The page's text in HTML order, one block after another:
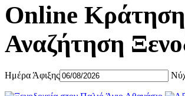
Online Κράτηση
Αναζήτηση
Ημέρα Άφιξης